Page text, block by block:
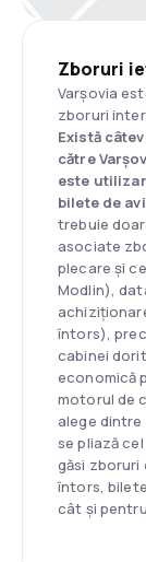
Zboruri
Varșovia
zboruri
Există
către
este
bilete de
trebuie
asociate
plecare și
Modlin),
întors),
cabinei
economică
motorul de
alege
se pliază
găsi zboruri
întors,
cât și